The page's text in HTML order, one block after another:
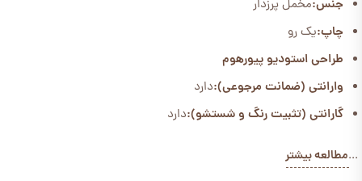
جنس:مخمل پرزدار
چاپ:یک رو
طراحی استودیو پیورهوم
وارانتی (ضمانت مرجوعی):دارد
گارانتی (تثبیت رنگ و شستشو):دارد
...مطالعه بیشتر